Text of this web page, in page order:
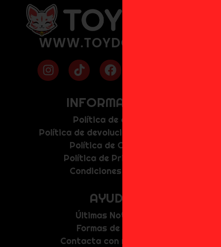
WWW.TOYDOKI.COM
INFORMACIÓN
Política de envíos
Política de devolución y anulación
Política de Cookies
Política de Privacidad
Condiciones de uso
AYUDA
Últimas Noticias
Formas de Pago
Contacta con nosotros